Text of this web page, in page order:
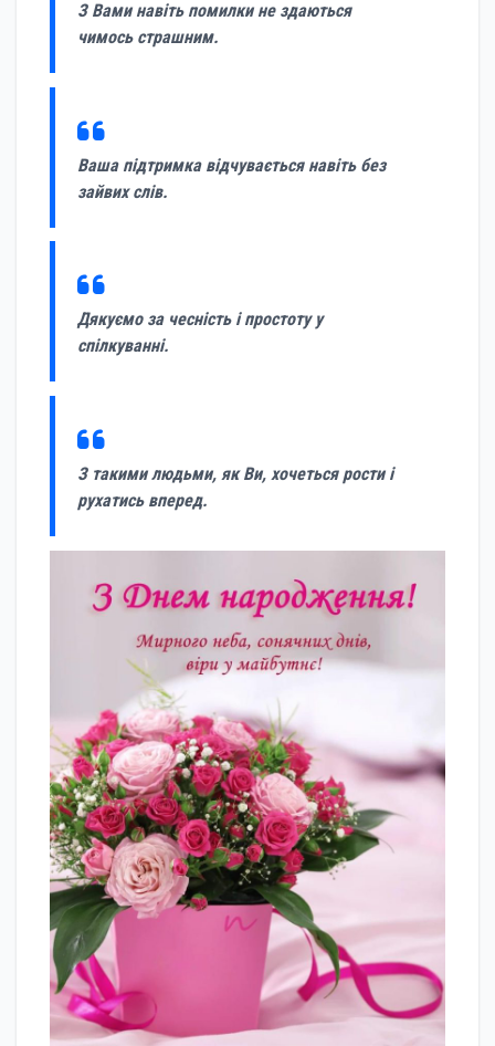
З Вами навіть помилки не здаються
чимось страшним.
Ваша підтримка відчувається навіть без
зайвих слів.
Дякуємо за чесність і простоту у
спілкуванні.
З такими людьми, як Ви, хочеться рости і
рухатись вперед.